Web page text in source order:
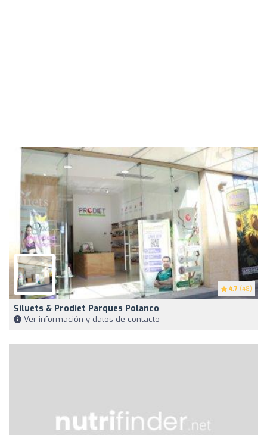
4.7 (48)
Siluets & Prodiet Parques Polanco
Ver información y datos de contacto